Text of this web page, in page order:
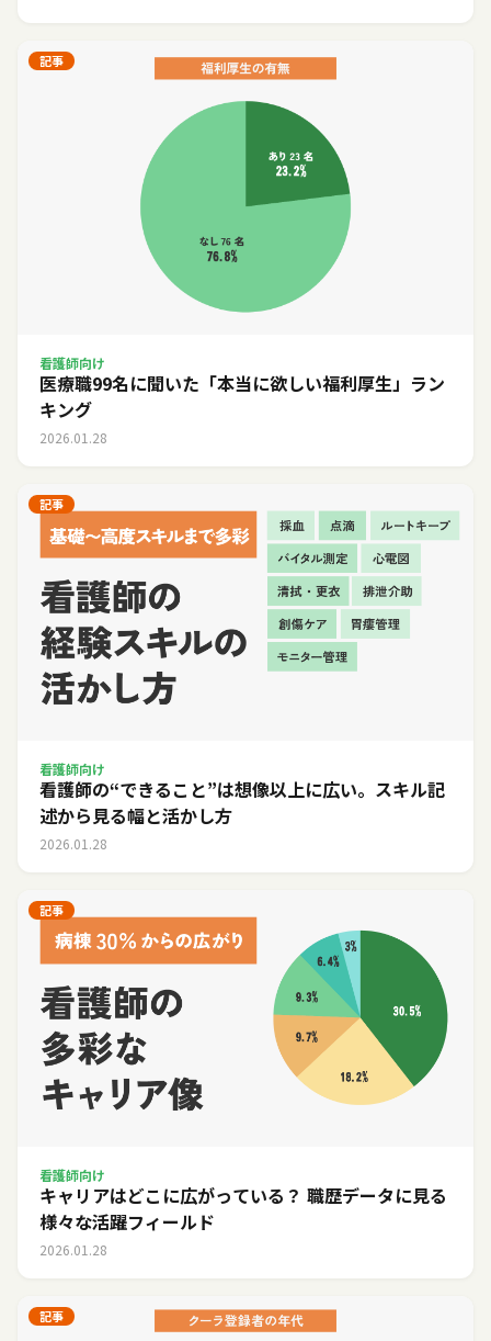
記事
看護師向け
医療職99名に聞いた「本当に欲しい福利厚生」ラン
キング
2026.01.28
記事
看護師向け
看護師の“できること”は想像以上に広い。スキル記
述から見る幅と活かし方
2026.01.28
記事
看護師向け
キャリアはどこに広がっている？ 職歴データに見る
様々な活躍フィールド
2026.01.28
記事